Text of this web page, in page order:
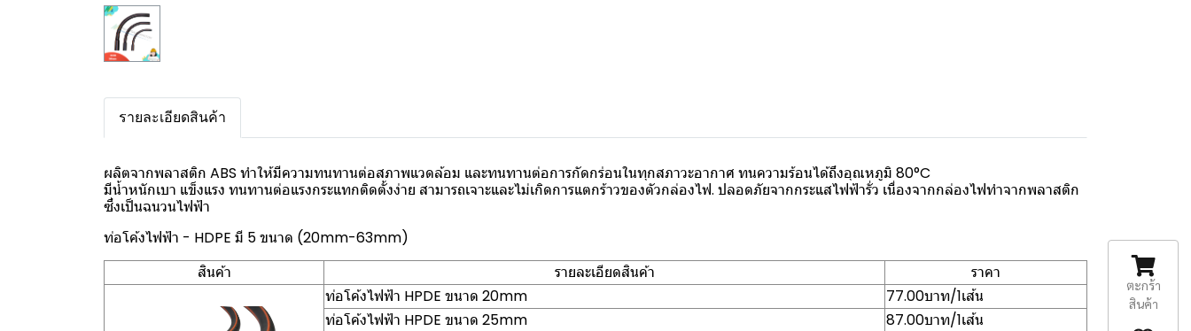
รายละเอียดสินค้า
ผลิตจากพลาสติก ABS ทำให้มีความทนทานต่อสภาพแวดล้อม และทนทานต่อการกัดกร่อนในทุกสภาวะอากาศ ทนความร้อนได้ถึงอุณหภูมิ 80°C
มีน้ำหนักเบา แข็งแรง ทนทานต่อแรงกระแทกติดตั้งง่าย สามารถเจาะและไม่เกิดการแตกร้าวของตัวกล่องไฟ. ปลอดภัยจากกระแสไฟฟ้ารั่ว เนื่องจากกล่องไฟทำจากพลาสติก
ซึ่งเป็นฉนวนไฟฟ้า
ท่อโค้งไฟฟ้า - HDPE มี 5 ขนาด (20mm-63mm)
สินค้า
รายละเอียดสินค้า
ราคา
ท่อโค้งไฟฟ้า HPDE ขนาด 20mm
77.00บาท/1เส้น
ท่อโค้งไฟฟ้า HPDE ขนาด 25mm
87.00บาท/1เส้น
ตะกร้า
สินค้า